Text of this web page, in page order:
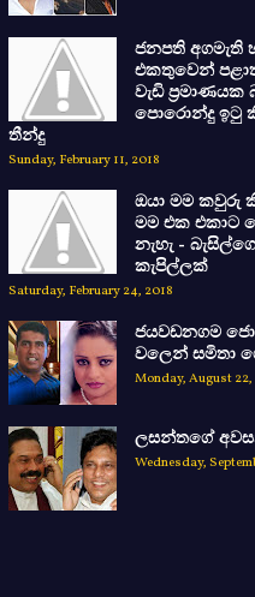
ජනපති අගමැති
එකතුවෙන්
වැඩි
පොරොන්දු ඉටු
තීන්දු
Sunday, February 11, 2018
ඔයා මම කවුරු
මම එක එකාට
නැහැ -
කැපිල්ලක්
Saturday, February 24, 2018
ජයවඩනගම
වලෙන් සමිතා
Monday, August 22,
ලසන්තගේ
Wednesday,